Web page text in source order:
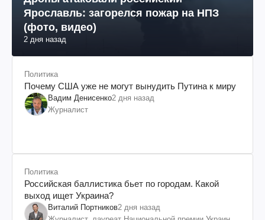
Ярославль: загорелся пожар на НПЗ
(фото, видео)
2 дня назад
Политика
Почему США уже не могут вынудить Путина к миру
Вадим Денисенко2 дня назад
Журналист
Политика
Российская баллистика бьет по городам. Какой
выход ищет Украина?
Виталий Портников2 дня назад